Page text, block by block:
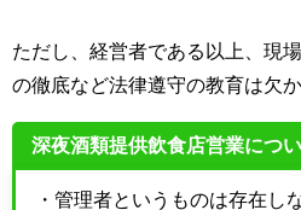
ただし、経営者である以上、現
の徹底など法律遵守の教育は欠か
深夜酒類提供飲食店営業につ
・管理者というものは存在し